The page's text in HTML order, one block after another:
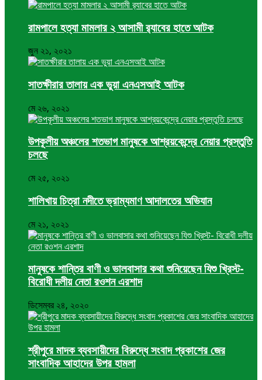
রামপালে হত্যা মামলার ২ আসামী র‍্যাবের হাতে আটক
জুন ২১, ২০২১
সাতক্ষীরার তালায় এক ভুয়া এনএসআই আটক
মে ২৬, ২০২১
উপকূলীয় অঞ্চলের শতভাগ মানুষকে আশ্রয়কেন্দ্রে নেয়ার প্রস্তুতি
চলছে
মে ২৫, ২০২১
শালিখায় চিত্রা নদীতে ভ্রাম্যমাণ আদালতের অভিযান
মে ২১, ২০২১
মানুষকে শান্তির বাণী ও ভালবাসার কথা শুনিয়েছেন যিশু খ্রিস্ট-
বিরোধী দলীয় নেতা রওশন এরশাদ
ডিসেম্বর ২৪, ২০২০
শ্রীপুরে মাদক ব্যবসায়ীদের বিরুদ্ধে সংবাদ প্রকাশের জের
সাংবাদিক আহাদের উপর হামলা